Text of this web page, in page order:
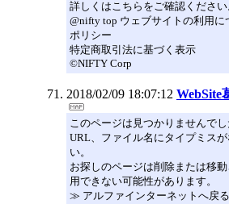
詳しくはこちらをご確認ください
@nifty top ウェブサイトの利用に
ポリシー
特定商取引法に基づく表示
©NIFTY Corp
2018/02/09 18:07:12 WebSite
このページは見つかりませんでし
URL、ファイル名にタイプミス
い。
お探しのページは削除または移
用できない可能性があります。
≫ アルファインターネットへ戻る